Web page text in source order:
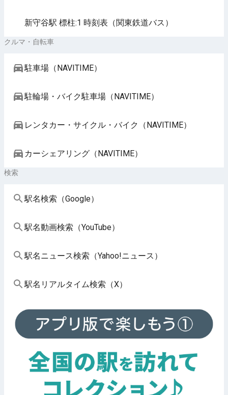
新守谷駅 標柱:1 時刻表（関東鉄道バス）
クルマ・自転車
駐車場（NAVITIME）
駐輪場・バイク駐車場（NAVITIME）
レンタカー・サイクル・バイク（NAVITIME）
カーシェアリング（NAVITIME）
検索
駅名検索（Google）
駅名動画検索（YouTube）
駅名ニュース検索（Yahoo!ニュース）
駅名リアルタイム検索（X）